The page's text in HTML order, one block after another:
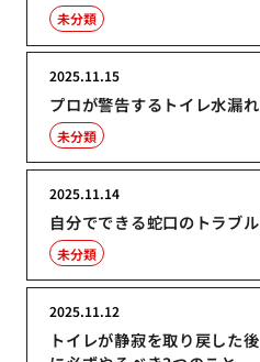
未分類
プロが警告するトイレ水漏
2025.11.15
未分類
自分でできる蛇口のトラブ
2025.11.14
未分類
トイレが静寂を取り戻した
2025.11.12